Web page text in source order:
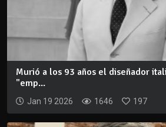
Murió a los 93 años el diseñador
"emp...
Jan 19 2026 1646 197